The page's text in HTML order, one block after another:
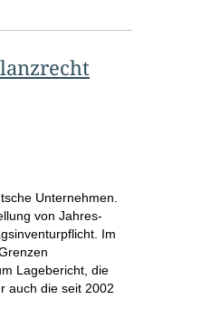
Unternehmen.
von Jahres-
Im
Lagebericht, die
auch die seit 2002